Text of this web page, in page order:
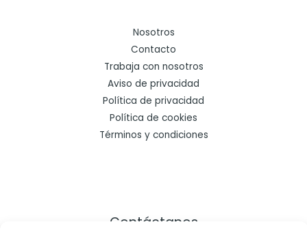
Nosotros
Contacto
Trabaja con nosotros
Aviso de privacidad
Política de privacidad
Política de cookies
Términos y condiciones
Contáctanos